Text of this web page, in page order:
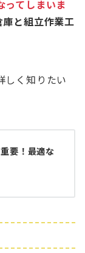
ってしまいま
と組立作業工
しく知りたい
要！最適な